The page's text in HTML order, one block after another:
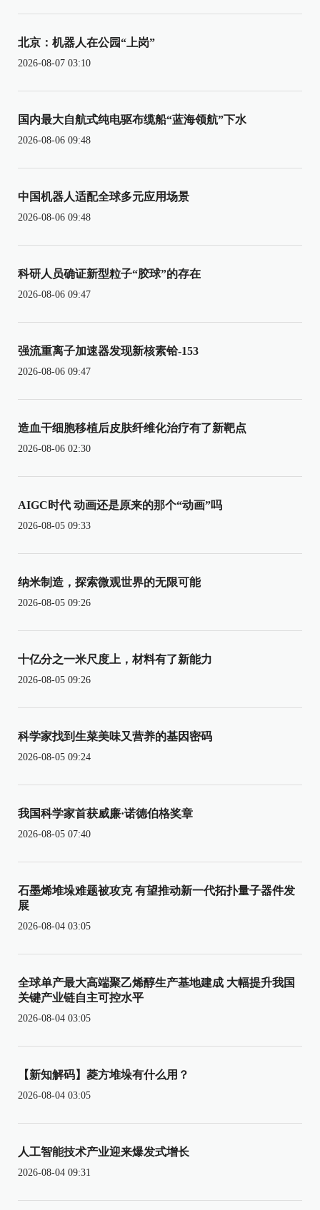
北京：机器人在公园“上岗”
2026-08-07 03:10
国内最大自航式纯电驱布缆船“蓝海领航”下水
2026-08-06 09:48
中国机器人适配全球多元应用场景
2026-08-06 09:48
科研人员确证新型粒子“胶球”的存在
2026-08-06 09:47
强流重离子加速器发现新核素铪-153
2026-08-06 09:47
造血干细胞移植后皮肤纤维化治疗有了新靶点
2026-08-06 02:30
AIGC时代 动画还是原来的那个“动画”吗
2026-08-05 09:33
纳米制造，探索微观世界的无限可能
2026-08-05 09:26
十亿分之一米尺度上，材料有了新能力
2026-08-05 09:26
科学家找到生菜美味又营养的基因密码
2026-08-05 09:24
我国科学家首获威廉·诺德伯格奖章
2026-08-05 07:40
石墨烯堆垛难题被攻克 有望推动新一代拓扑量子器件发
展
2026-08-04 03:05
全球单产最大高端聚乙烯醇生产基地建成 大幅提升我国
关键产业链自主可控水平
2026-08-04 03:05
【新知解码】菱方堆垛有什么用？
2026-08-04 03:05
人工智能技术产业迎来爆发式增长
2026-08-04 09:31